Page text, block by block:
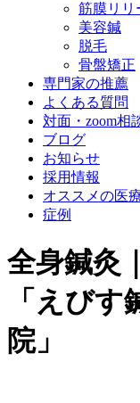
筋膜リリ
美容鍼
脱毛
骨盤矯正
専門家の推薦
よくある質問
対面・zoom相
ブログ
お知らせ
採用情報
オススメの医
症例
全身鍼灸
「えび
院」